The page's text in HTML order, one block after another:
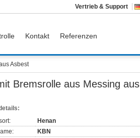
Vertrieb & Support
Kontakt Referenzen
Asbest
Bremsrolle aus Messing aus
Henan
KBN